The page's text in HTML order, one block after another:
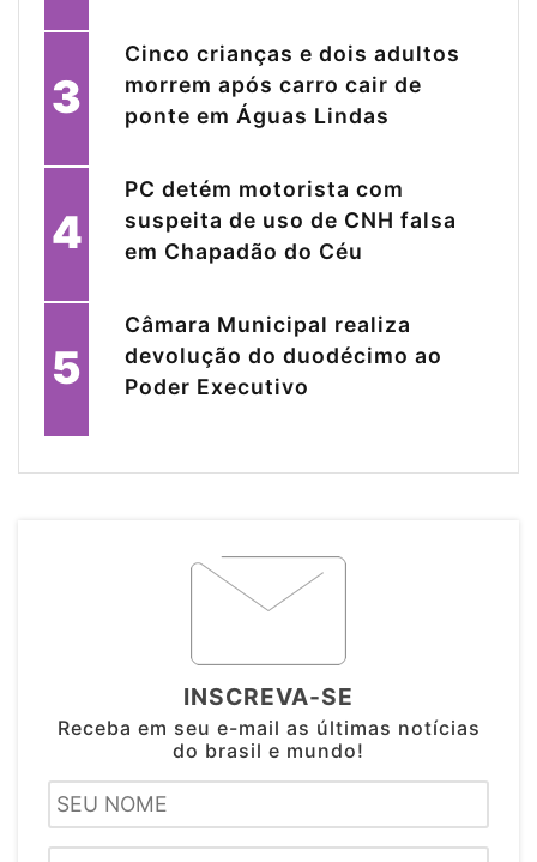
3
Cinco crianças e dois adultos
morrem após carro cair de
ponte em Águas Lindas
4
PC detém motorista com
suspeita de uso de CNH falsa
em Chapadão do Céu
5
Câmara Municipal realiza
devolução do duodécimo ao
Poder Executivo
INSCREVA-SE
Receba em seu e-mail as últimas notícias
do brasil e mundo!